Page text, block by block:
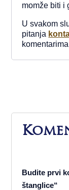
momže biti i
U svakom
pitanja
Budite prvi
štanglice“